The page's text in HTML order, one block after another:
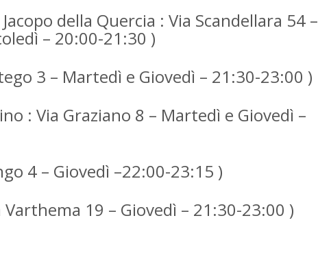
della Quercia : Via Scandellara 54 –
– 20:00-21:30 )
3 – Martedì e Giovedì – 21:30-23:00 )
: Via Graziano 8 – Martedì e Giovedì –
4 – Giovedì –22:00-23:15 )
19 – Giovedì – 21:30-23:00 )